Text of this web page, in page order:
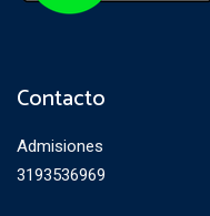
Contacto
Admisiones
3193536969